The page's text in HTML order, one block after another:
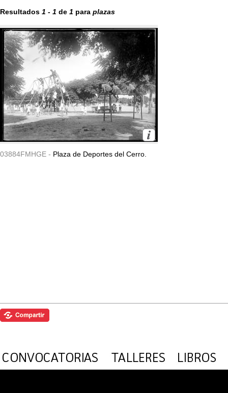
Resultados 1 - 1 de 1 para plazas
03884FMHGE - Plaza de Deportes del Cerro.